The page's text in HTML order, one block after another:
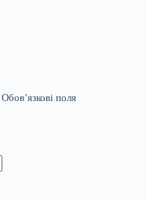
Обов’язкові поля